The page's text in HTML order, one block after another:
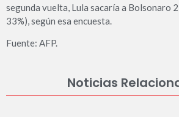
segunda vuelta, Lula sacaría a Bolsonaro
33%), según esa encuesta.
Fuente: AFP.
Noticias